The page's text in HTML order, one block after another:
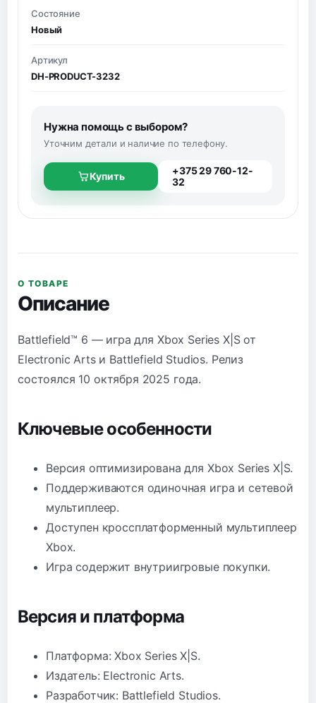
Состояние
Новый
Артикул
DH-PRODUCT-3232
Нужна помощь с выбором?
Уточним детали и наличие по телефону.
Купить
+375 29 760-12-
32
О ТОВАРЕ
Описание
Battlefield™ 6 — игра для Xbox Series X|S от
Electronic Arts и Battlefield Studios. Релиз
состоялся 10 октября 2025 года.
Ключевые особенности
Версия оптимизирована для Xbox Series X|S.
Поддерживаются одиночная игра и сетевой
мультиплеер.
Доступен кроссплатформенный мультиплеер
Xbox.
Игра содержит внутриигровые покупки.
Версия и платформа
Платформа: Xbox Series X|S.
Издатель: Electronic Arts.
Разработчик: Battlefield Studios.